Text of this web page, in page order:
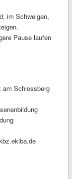
im Schweigen,
Pause laufen
am Schlossberg